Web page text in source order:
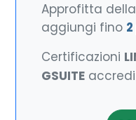
Approfitta
aggiungi fino
Certificazioni
GSUITE